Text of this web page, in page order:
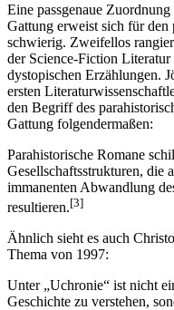
Eine passgenaue
Gattung erweist sich für den
schwierig. Zweifellos
der Science-Fiction
dystopischen Erzählungen.
ersten
den Begriff des
Gattung folgendermaßen:
Parahistorische Romane
Gesellschaftsstrukturen, die
immanenten Abwandlung
resultieren.[3]
Ähnlich sieht es auch
Thema von 1997:
Unter „Uchronie“ ist nicht
Geschichte zu verstehen,